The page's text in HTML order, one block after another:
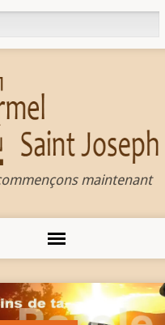
maintenant